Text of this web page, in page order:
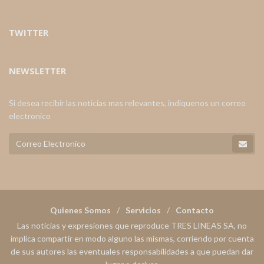
TWITTER
NEWSLETTER
Si desea recibir las noticias mas relevantes, indiquenos un correo
electronico
Quienes Somos Servicios
Contacto
Las noticias y expresiones que reproduce TRES LINEAS SA, no
implica compartir en modo alguno las mismas, corriendo por cuenta
de sus autores las eventuales responsabilidades a que puedan dar